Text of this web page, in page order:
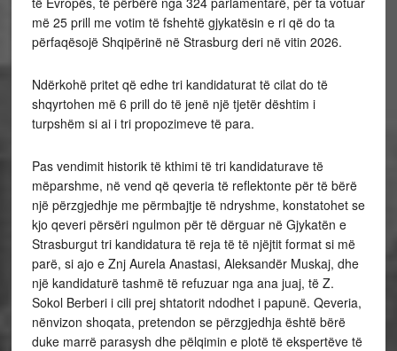
më 25 prill me votim të fshehtë gjykatësin e ri që do ta
përfaqësojë Shqipërinë në Strasburg deri në vitin 2026.
Ndërkohë pritet që edhe tri kandidaturat të cilat do të
shqyrtohen më 6 prill do të jenë një tjetër dështim i
turpshëm si ai i tri propozimeve të para.
Pas vendimit historik të kthimi të tri kandidaturave të
mëparshme, në vend që qeveria të reflektonte për të bërë
një përzgjedhje me përmbajtje të ndryshme, konstatohet se
kjo qeveri përsëri ngulmon për të dërguar në Gjykatën e
Strasburgut tri kandidatura të reja të të njëjtit format si më
parë, si ajo e Znj Aurela Anastasi, Aleksandër Muskaj, dhe
një kandidaturë tashmë të refuzuar nga ana juaj, të Z.
Sokol Berberi i cili prej shtatorit ndodhet i papunë. Qeveria,
nënvizon shoqata, pretendon se përzgjedhja është bërë
duke marrë parasysh dhe pëlqimin e plotë të ekspertëve të